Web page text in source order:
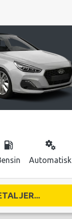
local_gas_station miscellaneous_services
Automatisk